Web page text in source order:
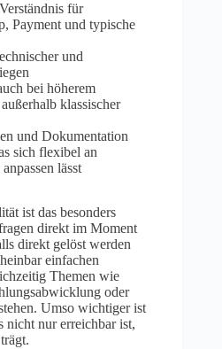
für
Payment und typische
und
bei höherem
klassischer
und Dokumentation
sich flexibel an
lässt
ist das besonders
direkt im Moment
direkt gelöst werden
einfachen
Themen wie
oder
Umso wichtiger ist
nicht nur erreichbar ist,